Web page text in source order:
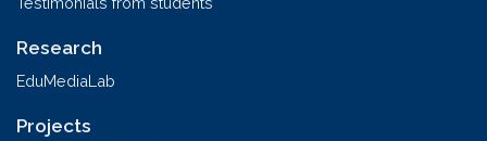
Research
EduMediaLab
Projects